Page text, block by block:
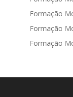
Formação
Formação
Formação